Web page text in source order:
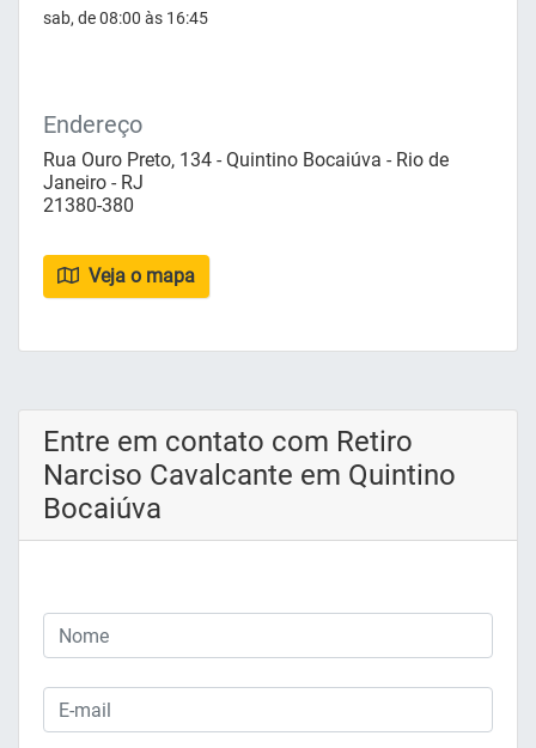
sab, de 08:00 às 16:45
Endereço
Rua Ouro Preto, 134 - Quintino Bocaiúva - Rio de
Janeiro - RJ
21380-380
Veja o mapa
Entre em contato com Retiro
Narciso Cavalcante em Quintino
Bocaiúva